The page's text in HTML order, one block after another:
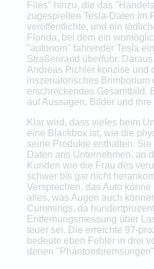
Files" hinzu, die das
zugespielten Tesla-Daten im
veröffentlichte, und ein
Florida, bei dem ein
"autonom" fahrender Tesla
Straßenrand überfuhr.
Andreas Pichler konzise und
inszenatorisches Brimborium
erschreckendes Gesamtbild.
auf Aussagen, Bilder und ihre
Klar wird, dass vieles beim
eine Blackbox ist, wie die
seine Produkte enthalten.
Daten ans Unternehmen, an
Kunden wie die Frau des
schwer bis gar nicht
Versprechen, das Auto
alles, was Augen auch
Cummings, da
Entfernungsmessung über
teuer sei. Die erreichte 97-
bedeute eben Fehler in drei
denen